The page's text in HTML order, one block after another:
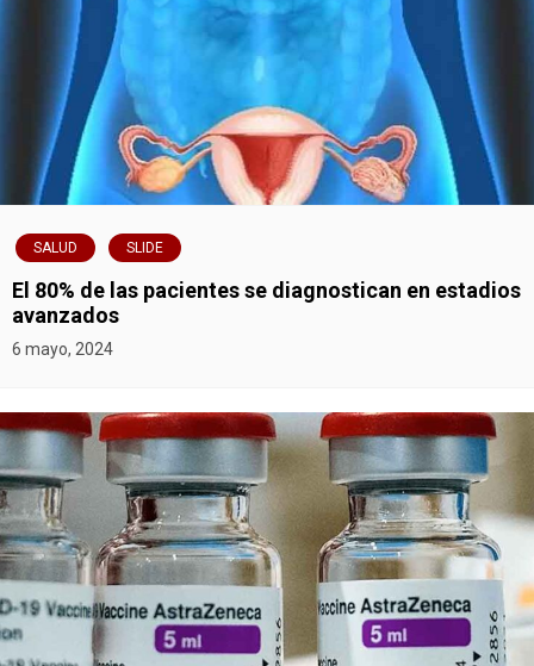
SALUD SLIDE
El 80% de las pacientes se diagnostican en estadios
avanzados
6 mayo, 2024